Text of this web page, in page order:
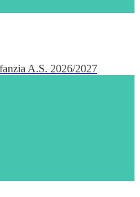
A.S. 2026/2027